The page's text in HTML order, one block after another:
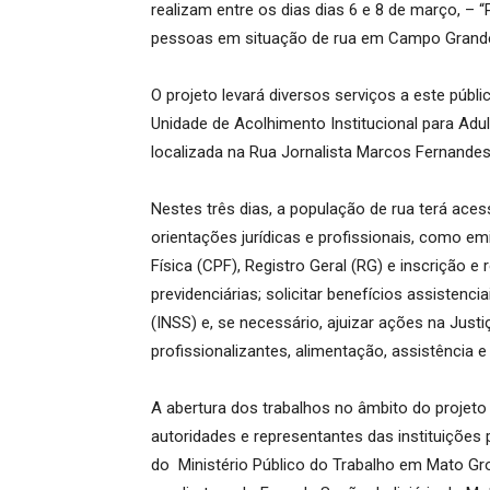
realizam entre os dias dias 6 e 8 de março, –
pessoas em situação de rua em Campo
O projeto levará diversos serviços a este
Unidade de Acolhimento Institucional para
localizada na Rua Jornalista Marcos
Nestes três dias, a população de rua terá
orientações jurídicas e profissionais, como
Física (CPF), Registro Geral (RG) e inscrição
previdenciárias; solicitar benefícios
(INSS) e, se necessário, ajuizar ações na
profissionalizantes, alimentação, assistência
A abertura dos trabalhos no âmbito do
autoridades e representantes das
do Ministério Público do Trabalho em Mato